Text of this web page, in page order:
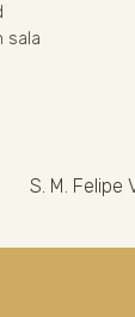
sala